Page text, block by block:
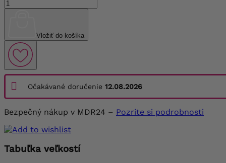
Vložiť do košíka
Očakávané doručenie 12.08.2026
Bezpečný nákup v MDR24 – Pozrite si podrobnosti
Tabuľka veľkostí